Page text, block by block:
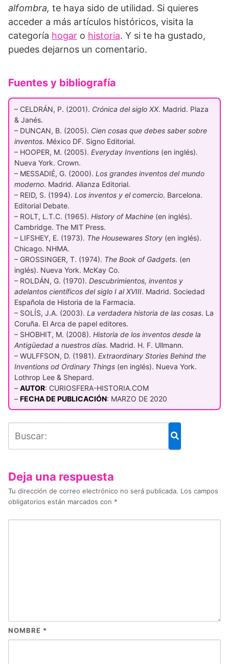
alfombra, te haya sido de utilidad. Si quieres
acceder a más artículos históricos, visita la
categoría hogar o historia. Y si te ha gustado,
puedes dejarnos un comentario.
Fuentes y bibliografía
– CELDRÁN, P. (2001). Crónica del siglo XX. Madrid. Plaza
& Janés.
– DUNCAN, B. (2005). Cien cosas que debes saber sobre
inventos. México DF. Signo Editorial.
– HOOPER, M. (2005). Everyday Inventions (en inglés).
Nueva York. Crown.
– MESSADIÉ, G. (2000). Los grandes inventos del mundo
moderno. Madrid. Alianza Editorial.
– REID, S. (1994). Los inventos y el comercio. Barcelona.
Editorial Debate.
– ROLT, L.T.C. (1965). History of Machine (en inglés).
Cambridge. The MIT Press.
– LIFSHEY, E. (1973). The Housewares Story (en inglés).
Chicago. NHMA.
– GROSSINGER, T. (1974). The Book of Gadgets. (en
inglés). Nueva York. McKay Co.
– ROLDÁN, G. (1970). Descubrimientos, inventos y
adelantos científicos del siglo I al XVIII. Madrid. Sociedad
Española de Historia de la Farmacia.
– SOLÍS, J.A. (2003). La verdadera historia de las cosas. La
Coruña. El Arca de papel editores.
– SHOBHIT, M. (2008). Historia de los inventos desde la
Antigüedad a nuestros días. Madrid. H. F. Ullmann.
– WULFFSON, D. (1981). Extraordinary Stories Behind the
Inventions od Ordinary Things (en inglés). Nueva York.
Lothrop Lee & Shepard.
– AUTOR: CURIOSFERA-HISTORIA.COM
– FECHA DE PUBLICACIÓN: MARZO DE 2020
Deja una respuesta
Tu dirección de correo electrónico no será publicada. Los campos
obligatorios están marcados con *
NOMBRE *